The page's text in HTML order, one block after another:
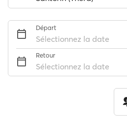
Départ
Sélectionnez la date
Retour
Sélectionnez la date